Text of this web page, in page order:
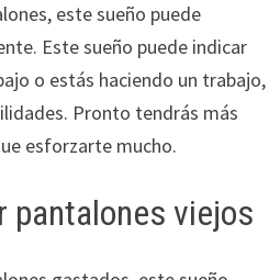
este sueño puede
Este sueño puede indicar
o estás haciendo un trabajo,
Pronto tendrás más
esforzarte mucho.
pantalones viejos